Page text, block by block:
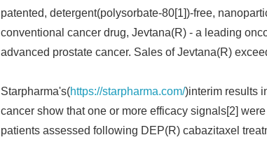
patented, detergent(polysorbate-80[1])-free,
conventional cancer drug, Jevtana(R) - a leading
advanced prostate cancer. Sales of Jevtana(R)
Starpharma's(https://starpharma.com/)interim results
cancer show that one or more efficacy signals[2]
patients assessed following DEP(R) cabazitaxel